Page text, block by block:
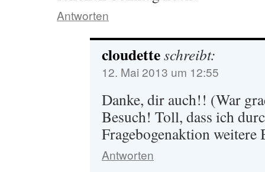
Antworten
cloudetteschreibt:
12. Mai 2013 um 12:55
Danke, dir auch!! (War
Besuch! Toll, dass ich
Fragebogenaktion weitere
Antworten